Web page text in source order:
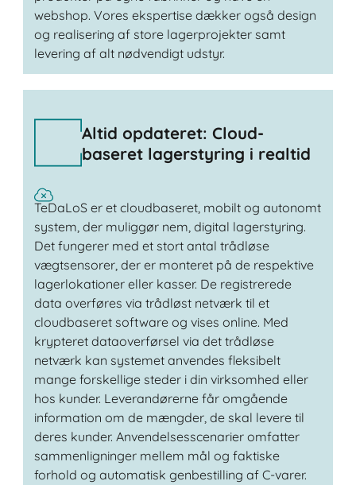
webshop. Vores ekspertise dækker også design
og realisering af store lagerprojekter samt
levering af alt nødvendigt udstyr.
Altid opdateret: Cloud-
baseret lagerstyring i realtid
TeDaLoS er et cloudbaseret, mobilt og autonomt
system, der muliggør nem, digital lagerstyring.
Det fungerer med et stort antal trådløse
vægtsensorer, der er monteret på de respektive
lagerlokationer eller kasser. De registrerede
data overføres via trådløst netværk til et
cloudbaseret software og vises online. Med
krypteret dataoverførsel via det trådløse
netværk kan systemet anvendes fleksibelt
mange forskellige steder i din virksomhed eller
hos kunder. Leverandørerne får omgående
information om de mængder, de skal levere til
deres kunder. Anvendelsesscenarier omfatter
sammenligninger mellem mål og faktiske
forhold og automatisk genbestilling af C-varer.